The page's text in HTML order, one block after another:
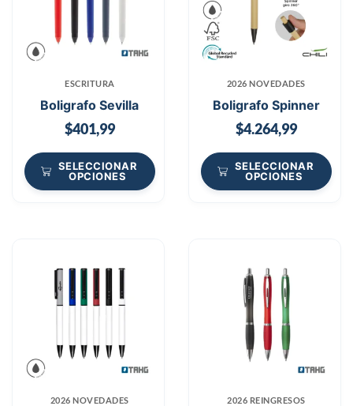
ESCRITURA
Boligrafo Sevilla
$401,99
SELECCIONAR
OPCIONES
2026 NOVEDADES
Boligrafo Spinner
$4.264,99
SELECCIONAR
OPCIONES
2026 NOVEDADES 2026 REINGRESOS